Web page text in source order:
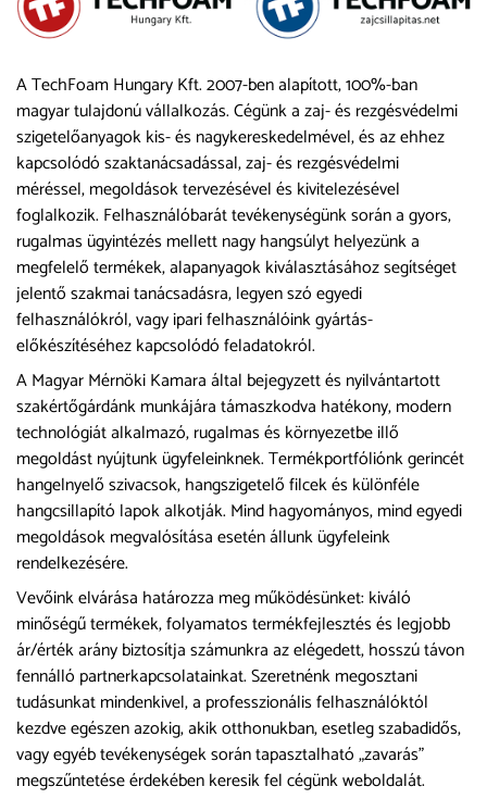
A TechFoam Hungary Kft. 2007-ben alapított, 100%-ban
magyar tulajdonú vállalkozás. Cégünk a zaj- és rezgésvédelmi
szigetelőanyagok kis- és nagykereskedelmével, és az ehhez
kapcsolódó szaktanácsadással, zaj- és rezgésvédelmi
méréssel, megoldások tervezésével és kivitelezésével
foglalkozik. Felhasználóbarát tevékenységünk során a gyors,
rugalmas ügyintézés mellett nagy hangsúlyt helyezünk a
megfelelő termékek, alapanyagok kiválasztásához segítséget
jelentő szakmai tanácsadásra, legyen szó egyedi
felhasználókról, vagy ipari felhasználóink gyártás-
előkészítéséhez kapcsolódó feladatokról.
A Magyar Mérnöki Kamara által bejegyzett és nyilvántartott
szakértőgárdánk munkájára támaszkodva hatékony, modern
technológiát alkalmazó, rugalmas és környezetbe illő
megoldást nyújtunk ügyfeleinknek. Termékportfóliónk gerincét
hangelnyelő szivacsok, hangszigetelő filcek és különféle
hangcsillapító lapok alkotják. Mind hagyományos, mind egyedi
megoldások megvalósítása esetén állunk ügyfeleink
rendelkezésére.
Vevőink elvárása határozza meg működésünket: kiváló
minőségű termékek, folyamatos termékfejlesztés és legjobb
ár/érték arány biztosítja számunkra az elégedett, hosszú távon
fennálló partnerkapcsolatainkat. Szeretnénk megosztani
tudásunkat mindenkivel, a professzionális felhasználóktól
kezdve egészen azokig, akik otthonukban, esetleg szabadidős,
vagy egyéb tevékenységek során tapasztalható „zavarás”
megszűntetése érdekében keresik fel cégünk weboldalát.